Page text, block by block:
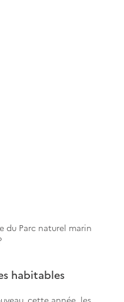
du Parc naturel marin
habitables
cette année, les